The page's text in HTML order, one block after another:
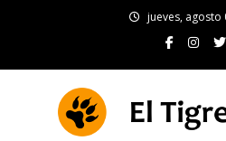
jueves, agosto